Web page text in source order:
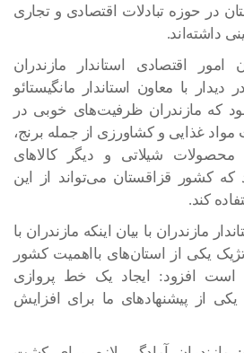
در حوزه تبادلات اقتصادی و تجاری
داشته‌اند.
اقتصادی استاندار مازندران
با معاون استاندار مانگیستائو
که مازندران ظرفیت‌های خوبی در
غذایی و کشاورزی از جمله برنج،
محصولات شیلاتی و دیگر کالاهای
کشور قزاقستان می‌تواند از این
کند.
مازندران با بیان اینکه مازندران با
یکی از استان‌های بااهمیت کشور
است افزود: ایجاد یک خط پروازی
از پیشنهادهای ما برای افزایش